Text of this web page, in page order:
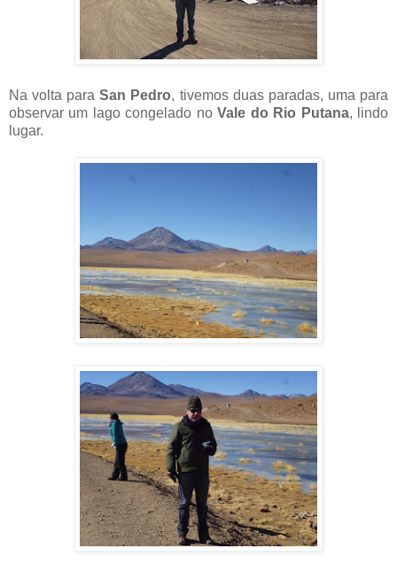
Na volta paraSan Pedro, tivemos duas paradas, uma para
observar um lago congelado noVale do Rio Putana, lindo
lugar.